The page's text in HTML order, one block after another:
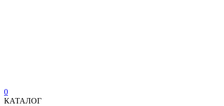
0
КАТАЛОГ